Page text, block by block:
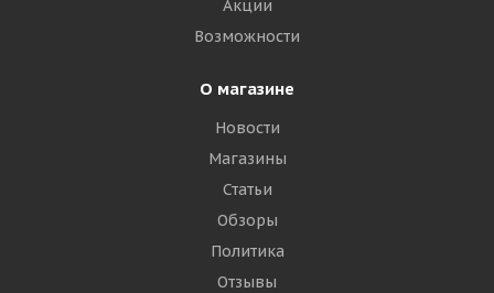
Акции
Возможности
О магазине
Новости
Магазины
Статьи
Обзоры
Политика
Отзывы